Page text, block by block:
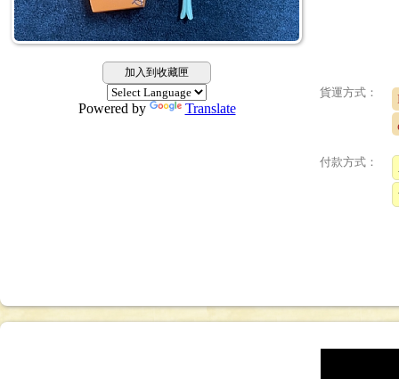
加入到收藏匣
Powered by Translate
貨運方式：
付款方式：